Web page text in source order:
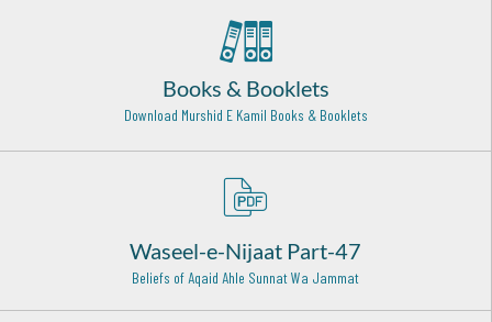
Hazrat Shahmina Shah Rehmat ullah Allah
Hazrat Sheikh Saleem Chishti Rahmat ullah Alaih
Hazrat Shaikh Junaid Baghdadi (Radi Allah Anhu)
Baghdad Shareef - 27
Hazrat Khawaja Muhammad Qasim Mohrvi Razi Allah
Anhu
Books & Booklets
Download Murshid E Kamil Books & Booklets
Waseel-e-Nijaat Part-47
Beliefs of Aqaid Ahle Sunnat Wa Jammat